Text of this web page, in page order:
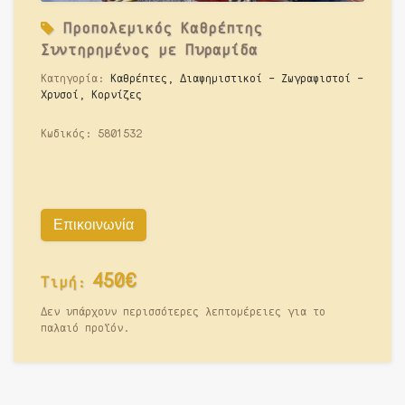
Προπολεμικός Καθρέπτης
Συντηρημένος με Πυραμίδα
Κατηγορία: Καθρέπτες, Διαφημιστικοί - Ζωγραφιστοί -
Χρυσοί, Κορνίζες
Κωδικός: 5801532
Επικοινωνία
Τιμή: 450€
Δεν υπάρχουν περισσότερες λεπτομέρειες για το
παλαιό προϊόν.